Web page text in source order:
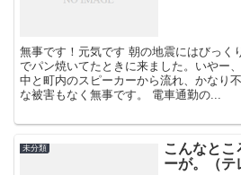
無事です！元気です 朝の地震にはびっく
でパン焼いてたときに来ました。いやー
中と町内のスピーカーから流れ、かなり
な被害もなく無事です。 電車通勤の...
未分類
こんなとこ
ーが。（テ